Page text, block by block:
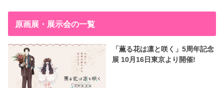
原画展・展示会の一覧
「薫る花は凛と咲く」5周年記念
展 10月16日東京より開催!